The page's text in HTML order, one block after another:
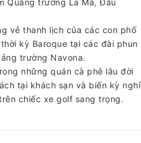
Quảng trường La Mã, Đấu
vẻ thanh lịch của các con phố
kỳ Baroque tại các đài phun
trường Navona.
những quán cà phê lâu đời
tại khách sạn và biến kỳ nghỉ
chiếc xe golf sang trọng.